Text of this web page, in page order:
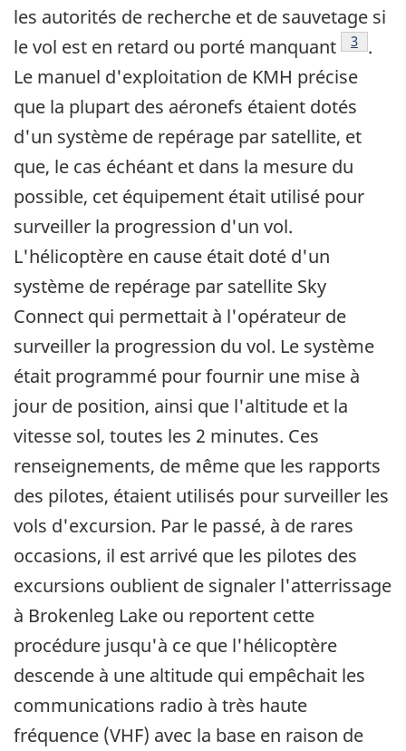
les autorités de recherche et de sauvetage si
le vol est en retard ou porté manquant
Note de
3 .
Le manuel d'exploitation de KMH précise
que la plupart des aéronefs étaient dotés
d'un système de repérage par satellite, et
que, le cas échéant et dans la mesure du
possible, cet équipement était utilisé pour
surveiller la progression d'un vol.
L'hélicoptère en cause était doté d'un
système de repérage par satellite Sky
Connect qui permettait à l'opérateur de
surveiller la progression du vol. Le système
était programmé pour fournir une mise à
jour de position, ainsi que l'altitude et la
vitesse sol, toutes les 2 minutes. Ces
renseignements, de même que les rapports
des pilotes, étaient utilisés pour surveiller les
vols d'excursion. Par le passé, à de rares
occasions, il est arrivé que les pilotes des
excursions oublient de signaler l'atterrissage
à Brokenleg Lake ou reportent cette
procédure jusqu'à ce que l'hélicoptère
descende à une altitude qui empêchait les
communications radio à très haute
fréquence (VHF) avec la base en raison de